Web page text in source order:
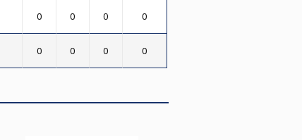
0 0 0 0
0 0 0 0